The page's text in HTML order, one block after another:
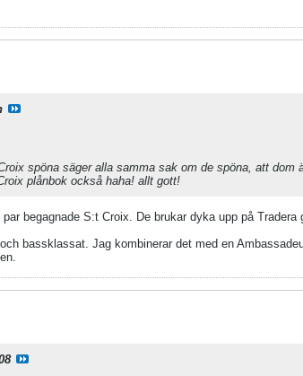
spöna säger alla samma sak om de spöna, att dom
plånbok också haha! allt gott!
begagnade S:t Croix. De brukar dyka upp på Tradera
bassklassat. Jag kombinerar det med en